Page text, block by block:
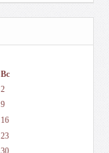
Вс
2
9
16
23
30